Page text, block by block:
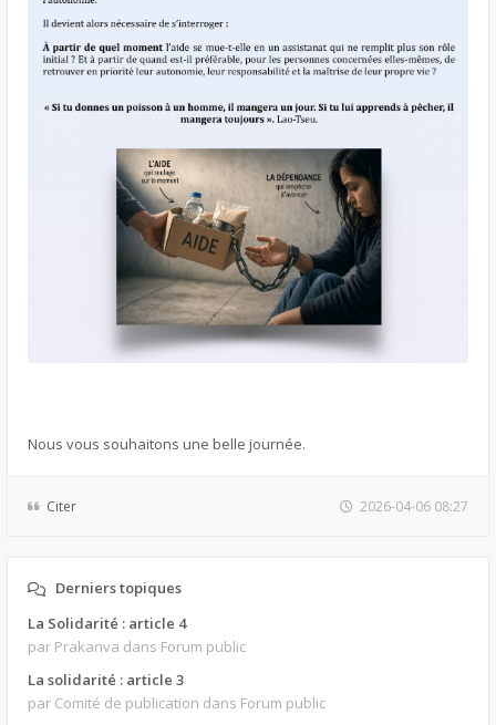
Nous vous souhaitons une belle journée.
Citer 2026-04-06 08:27
Derniers topiques
La Solidarité : article 4
par Prakanva dans Forum public
La solidarité : article 3
par Comité de publication dans Forum public